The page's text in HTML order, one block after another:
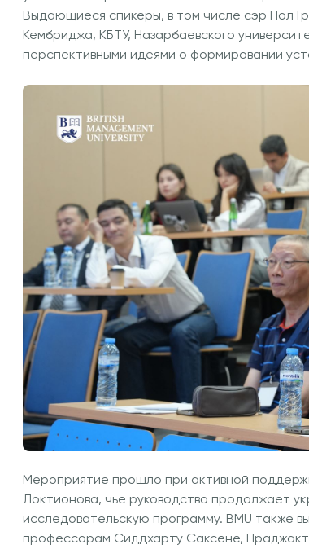
конкурсе
Выдающиеся спикеры, в том числе сэр Пол
Кембриджа, КБТУ, Назарбаевского
перспективными идеями о формировании
Мероприятие прошло при активной
Локтионова, чье руководство продолжает
исследовательскую программу. BMU
профессорам Сиддхарту Саксене,